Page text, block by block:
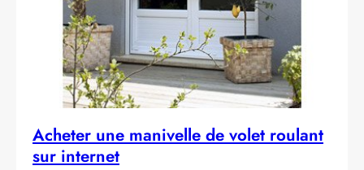
Acheter une manivelle de volet roulant
sur internet